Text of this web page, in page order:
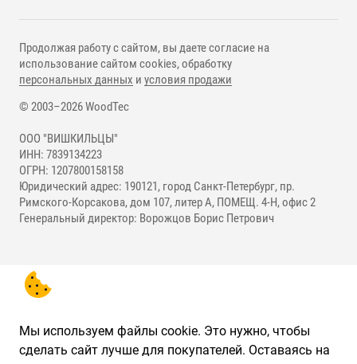
© 2003–2026 WoodTec
ООО "ВИШКИЛЬЦЫ"
ИНН: 7839134223
ОГРН: 1207800158158
Юридический адрес: 190121, город Санкт-Петербург, пр.
Римского-Корсакова, дом 107, литер А, ПОМЕЩ. 4-Н, офис 2
Генеральный директор: Ворожцов Борис Петрович
Продолжая работу с сайтом, вы даете согласие на
использование сайтом cookies, обработку
персональных данных и условия продажи
Мы используем файлы cookie. Это нужно, чтобы
сделать сайт лучше для покупателей. Оставаясь на